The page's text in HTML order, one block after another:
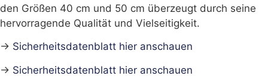
den Größen 40 cm und 50 cm überzeugt durch seine
hervorragende Qualität und Vielseitigkeit.
→ Sicherheitsdatenblatt hier anschauen
→ Sicherheitsdatenblatt hier anschauen